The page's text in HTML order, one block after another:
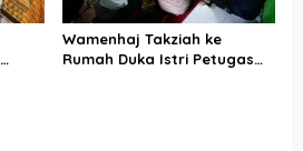
Wamenhaj Takziah ke
Rumah Duka Istri Petugas